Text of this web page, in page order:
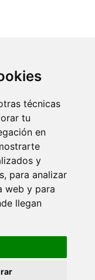
técnicas
tu
en
y
para analizar
web y para
llegan
Norte C.P. 08810
740 4476, 555 740
DEL CENTRO,
e imagenes
dueños
contenidos aqui
o magnético